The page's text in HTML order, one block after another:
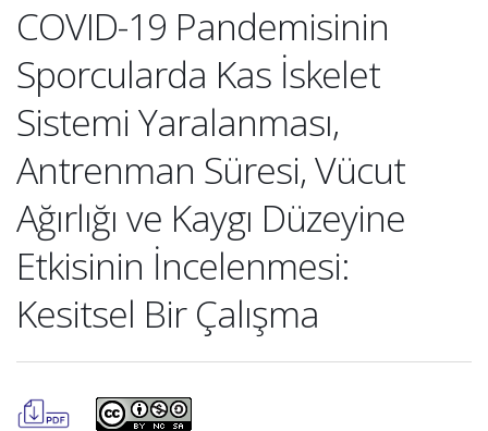
COVID-19 Pandemisinin
Sporcularda Kas İskelet
Sistemi Yaralanması,
Antrenman Süresi, Vücut
Ağırlığı ve Kaygı Düzeyine
Etkisinin İncelenmesi:
Kesitsel Bir Çalışma